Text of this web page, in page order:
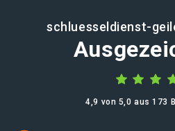
schluesseldienst-
4,9 von 5,0 aus 173